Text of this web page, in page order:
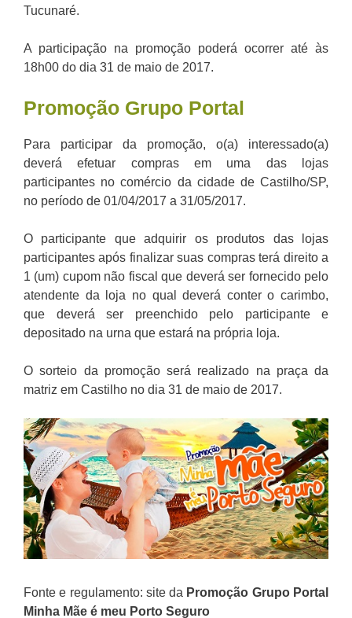
Tucunaré.
A participação na promoção poderá ocorrer até às
18h00 do dia 31 de maio de 2017.
Promoção Grupo Portal
Para participar da promoção, o(a) interessado(a)
deverá efetuar compras em uma das lojas
participantes no comércio da cidade de Castilho/SP,
no período de 01/04/2017 a 31/05/2017.
O participante que adquirir os produtos das lojas
participantes após finalizar suas compras terá direito a
1 (um) cupom não fiscal que deverá ser fornecido pelo
atendente da loja no qual deverá conter o carimbo,
que deverá ser preenchido pelo participante e
depositado na urna que estará na própria loja.
O sorteio da promoção será realizado na praça da
matriz em Castilho no dia 31 de maio de 2017.
Fonte e regulamento: site da Promoção Grupo Portal
Minha Mãe é meu Porto Seguro